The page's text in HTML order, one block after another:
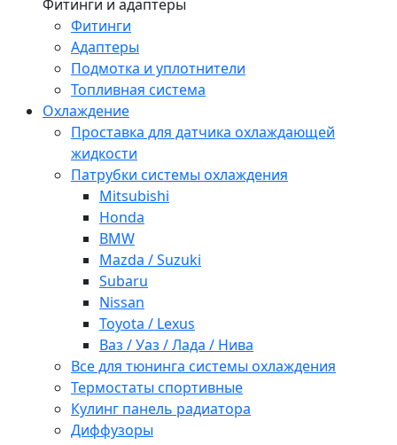
Фитинги и адаптеры
Фитинги
Адаптеры
Подмотка и уплотнители
Топливная система
Охлаждение
Проставка для датчика охлаждающей
жидкости
Патрубки системы охлаждения
Mitsubishi
Honda
BMW
Mazda / Suzuki
Subaru
Nissan
Toyota / Lexus
Ваз / Уаз / Лада / Нива
Все для тюнинга системы охлаждения
Термостаты спортивные
Кулинг панель радиатора
Диффузоры